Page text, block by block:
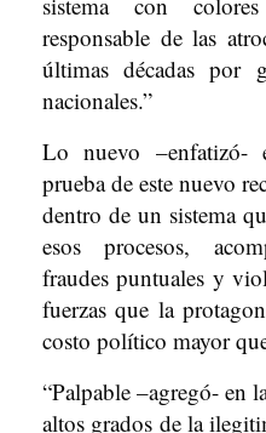
responsable de las
últimas décadas por
nacionales.”
Lo nuevo –enfatizó-
prueba de este nuevo
dentro de un sistema
esos procesos,
fraudes puntuales y
fuerzas que la
costo político mayor
“Palpable –agregó- en
altos grados de la